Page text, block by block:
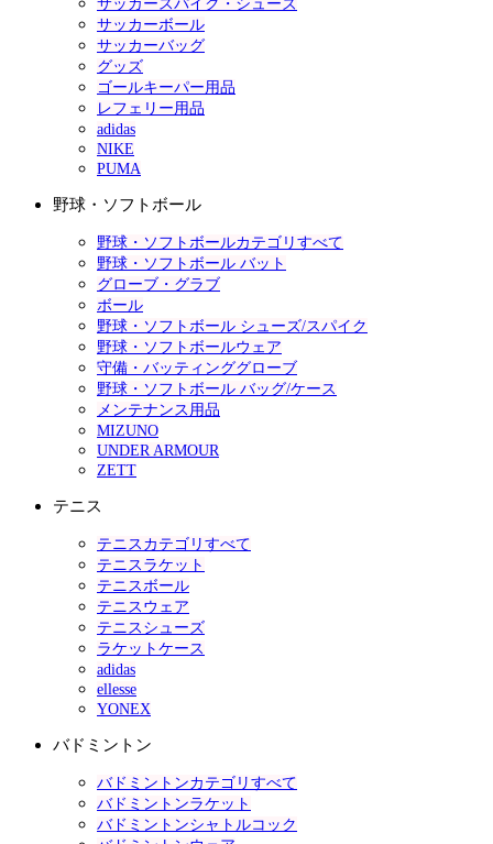
サッカースパイク・シューズ
サッカーボール
サッカーバッグ
グッズ
ゴールキーパー用品
レフェリー用品
adidas
NIKE
PUMA
野球・ソフトボール
野球・ソフトボールカテゴリすべて
野球・ソフトボール バット
グローブ・グラブ
ボール
野球・ソフトボール シューズ/スパイク
野球・ソフトボールウェア
守備・バッティンググローブ
野球・ソフトボール バッグ/ケース
メンテナンス用品
MIZUNO
UNDER ARMOUR
ZETT
テニス
テニスカテゴリすべて
テニスラケット
テニスボール
テニスウェア
テニスシューズ
ラケットケース
adidas
ellesse
YONEX
バドミントン
バドミントンカテゴリすべて
バドミントンラケット
バドミントンシャトルコック